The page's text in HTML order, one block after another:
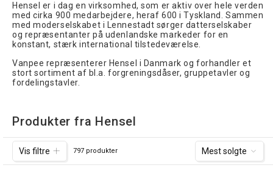
Hensel er i dag en virksomhed, som er aktiv over hele verden
med cirka 900 medarbejdere, heraf 600 i Tyskland. Sammen
med moderselskabet i Lennestadt sørger datterselskaber
og repræsentanter på udenlandske markeder for en
konstant, stærk international tilstedeværelse.
Vanpee repræsenterer Hensel i Danmark og forhandler et
stort sortiment af bl.a. forgreningsdåser, gruppetavler og
fordelingstavler.
Produkter fra Hensel
Vis filtre 797 produkter Mest solgte